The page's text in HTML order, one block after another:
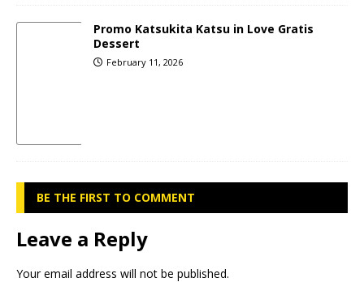
Promo Katsukita Katsu in Love Gratis
Dessert
February 11, 2026
BE THE FIRST TO COMMENT
Leave a Reply
Your email address will not be published.